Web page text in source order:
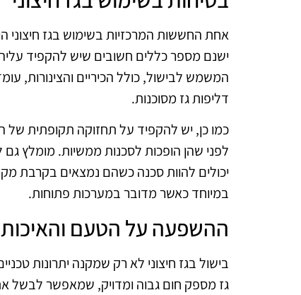
אחת החששות המרכזיות בשימוש בגז חיצוני
ישנם מספר כללים חשובים שיש להקפיד
המשמש לבישול, כולל הכיריים והצינורות,
דליפות גז מסוכנות.
כמו כן, יש להקפיד על תחזוקה תקופתית של
לפני שהן הופכות לסכנות ממשיות. מומלץ גם
יכולים להוות סכנה כשהם נמצאים בקרבת
במיוחד כאשר מדובר במערכות פתוחות.
ההשפעה על הטעם והאיכות
בישול בגז חיצוני לא רק שמקנה יתרונות
גז מספק חום גבוה ומדויק, שמאפשר לבשל